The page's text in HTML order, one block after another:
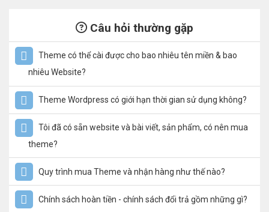
Câu hỏi thường gặp
Theme có thể cài được cho bao nhiêu tên miền & bao
nhiêu Website?
Theme Wordpress có giới hạn thời gian sử dụng không?
Tôi đã có sẵn website và bài viết, sản phẩm, có nên mua
theme?
Quy trình mua Theme và nhận hàng như thế nào?
Chính sách hoàn tiền - chính sách đổi trả gồm những gì?